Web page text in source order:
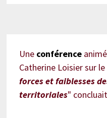
Une conférence
Catherine Loisier sur
forces et faiblesses
territoriales"